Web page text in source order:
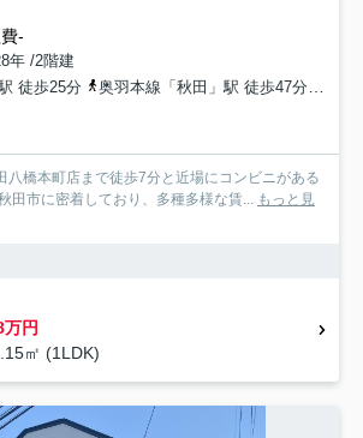
-
年 /2階建
徒歩25分
奥羽本線「秋田」駅 徒歩47分
八橋本町店まで徒歩7分と近場にコンビニがある
田市に密着しており、多種多様な賃... もっと見
万円
㎡ (1LDK)